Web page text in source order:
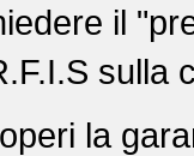
il
sulla
la